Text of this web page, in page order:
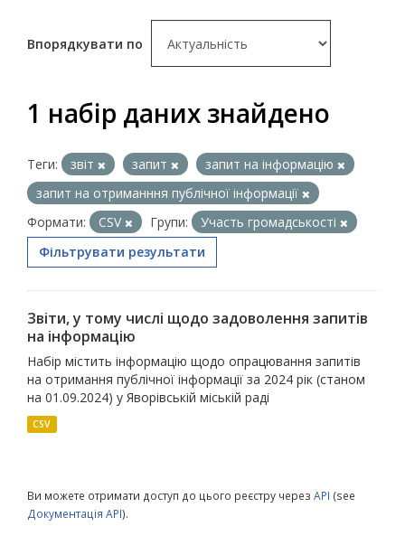
Впорядкувати по
1 набір даних знайдено
Теги: звіт запит
запит на інформацію
запит на отриманння публічної інформації
Формати:
CSV Групи:
Участь громадськості
Фільтрувати результати
Звіти, у тому числі щодо задоволення запитів
на інформацію
Набір містить інформацію щодо опрацювання запитів
на отримання публічної інформації за 2024 рік (станом
на 01.09.2024) у Яворівській міській раді
CSV
Ви можете отримати доступ до цього реєстру через API (see
Документація API).